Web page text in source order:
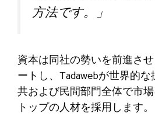
方法です。」
資本は同社の勢いを前進さ
ートし、Tadawebが世界的
共および民間部門全体で市場
トップの人材を採用します。